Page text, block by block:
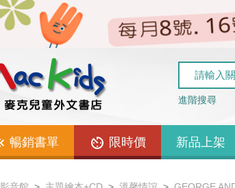
進階搜尋
暢銷書單 限時價 新品上架